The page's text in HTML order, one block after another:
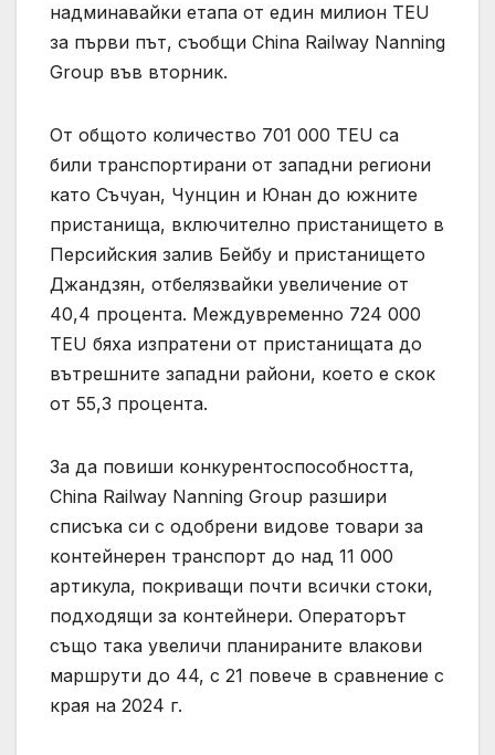
надминавайки етапа от един милион TEU
за първи път, съобщи China Railway Nanning
Group във вторник.
От общото количество 701 000 TEU са
били транспортирани от западни региони
като Съчуан, Чунцин и Юнан до южните
пристанища, включително пристанището в
Персийския залив Бейбу и пристанището
Джандзян, отбелязвайки увеличение от
40,4 процента. Междувременно 724 000
TEU бяха изпратени от пристанищата до
вътрешните западни райони, което е скок
от 55,3 процента.
За да повиши конкурентоспособността,
China Railway Nanning Group разшири
списъка си с одобрени видове товари за
контейнерен транспорт до над 11 000
артикула, покриващи почти всички стоки,
подходящи за контейнери. Операторът
също така увеличи планираните влакови
маршрути до 44, с 21 повече в сравнение с
края на 2024 г.